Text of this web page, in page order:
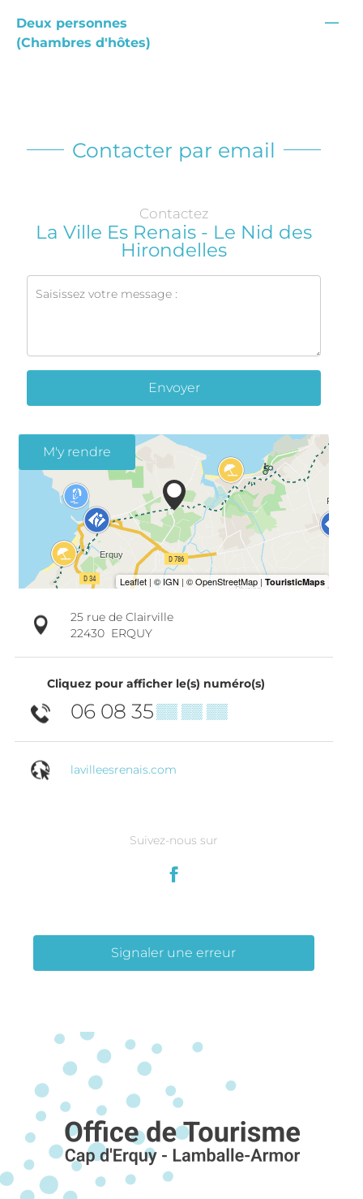
Deux personnes
(Chambres d'hôtes)
—
Contacter par email
Contactez
La Ville Es Renais - Le Nid des
Hirondelles
Envoyer
M'y rendre
25 rue de Clairville
22430 ERQUY
Cliquez pour afficher le(s) numéro(s)
06 08 35▒▒ ▒▒ ▒▒
lavilleesrenais.com
Suivez-nous sur
Signaler une erreur